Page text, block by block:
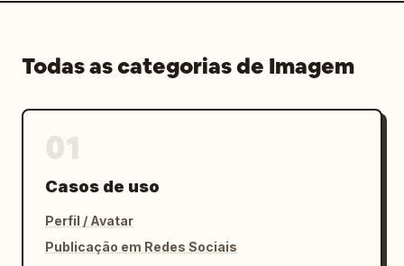
Todas as categorias de Imagem
Casos de uso
Perfil / Avatar
Publicação em Redes Sociais